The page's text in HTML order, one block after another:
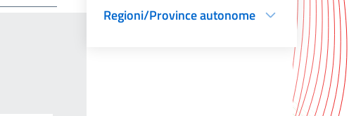
Regioni/Province autonome